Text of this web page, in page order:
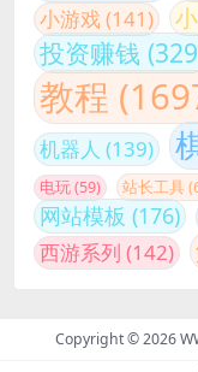
小游戏 (141)
投资赚钱
教程
机器人 (139)
电玩(59) 站长工具
网站模板 (176)
西游系列 (142)
Copyright © 2026